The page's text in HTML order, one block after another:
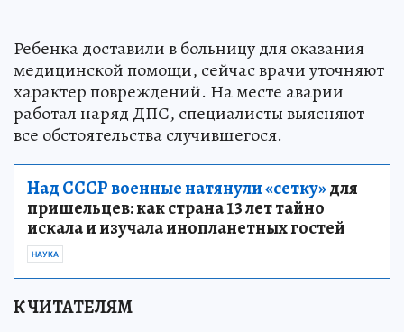
Ребенка доставили в больницу для оказания
медицинской помощи, сейчас врачи уточняют
характер повреждений. На месте аварии
работал наряд ДПС, специалисты выясняют
все обстоятельства случившегося.
Над СССР военные натянули «сетку»для
пришельцев: как страна 13 лет тайно
искала и изучала инопланетных гостей
НАУКА
К ЧИТАТЕЛЯМ